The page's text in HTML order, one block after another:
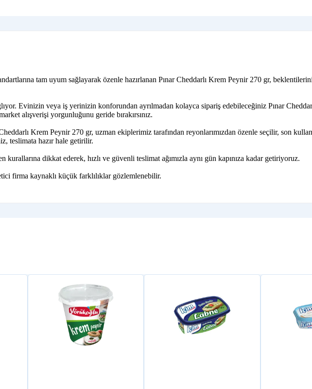
tam uyum sağlayarak özenle hazırlanan Pınar Cheddarlı Krem Peynir 270 gr,
Evinizin veya iş yerinizin konforundan ayrılmadan kolayca sipariş edebileceğiniz Pınar
alışverişi yorgunluğunu geride bırakırsınız.
Krem Peynir 270 gr, uzman ekiplerimiz tarafından reyonlarımızdan özenle seçilir, son
teslimata hazır hale getirilir.
dikkat ederek, hızlı ve güvenli teslimat ağımızla aynı gün kapınıza kadar getiriyoruz.
firma kaynaklı küçük farklılıklar gözlemlenebilir.